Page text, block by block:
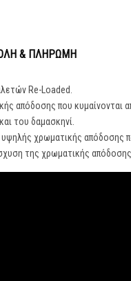
& ΠΛΗΡΩΜΉ
Re-Loaded.
απόδοσης που κυμαίνονται
του δαμασκηνί.
υψηλής χρωματικής απόδοσης
της χρωματικής